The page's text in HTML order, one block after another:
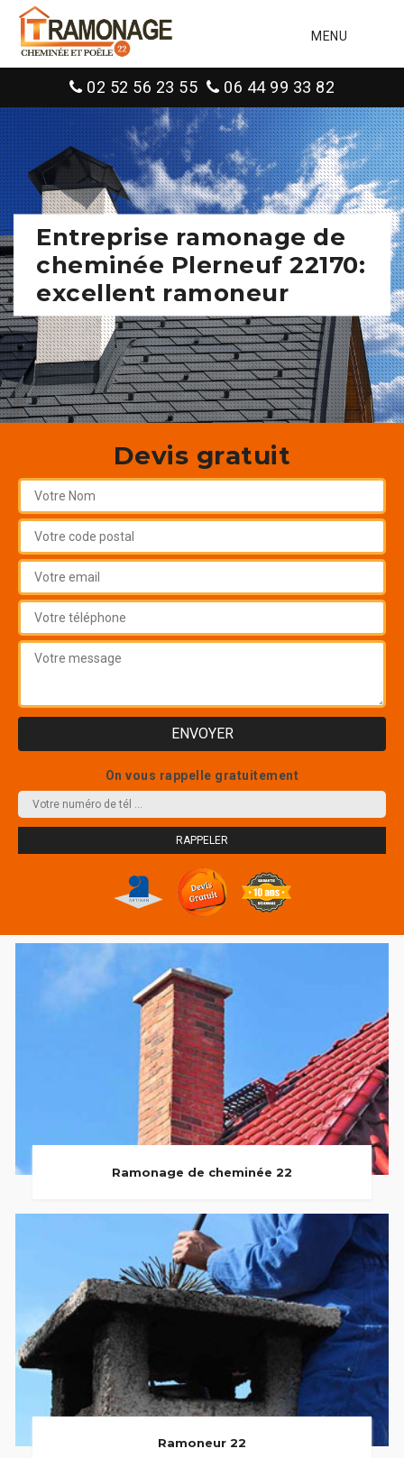
MENU
02 52 56 23 55 06 44 99 33 82
Entreprise ramonage de
cheminée Plerneuf 22170:
excellent ramoneur
Devis gratuit
On vous rappelle gratuitement
Ramonage de cheminée 22
Ramoneur 22